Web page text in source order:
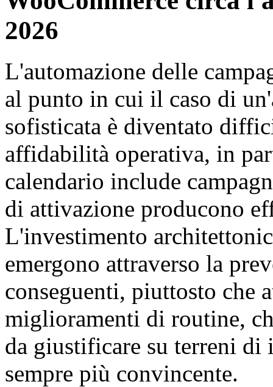
2026
L'automazione delle
al punto in cui il caso di
sofisticata è diventato
affidabilità operativa, in
calendario include
di attivazione producono
L'investimento
emergono attraverso la
conseguenti, piuttosto che
miglioramenti di routine,
da giustificare su terreni di
sempre più convincente.